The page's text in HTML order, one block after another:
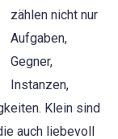
zählen nicht nur
Aufgaben,
Gegner,
Instanzen,
Klein sind
auch liebevoll